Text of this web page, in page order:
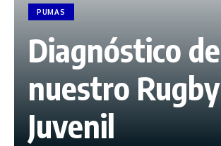
PUMAS
Diagnóstico de
nuestro Rugby
Juvenil